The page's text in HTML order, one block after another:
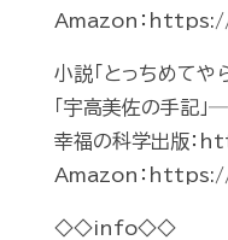
Amazon：
小説「とっちめてや
「宇高美佐の手記」─
幸福の科学出版
Amazon：
◇◇info◇◇